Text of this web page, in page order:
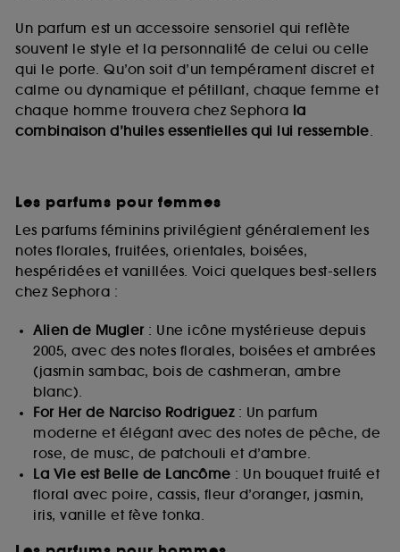
Un parfum est un accessoire sensoriel qui reflète
souvent le style et la personnalité de celui ou celle
qui le porte. Qu’on soit d’un tempérament discret et
calme ou dynamique et pétillant, chaque femme et
chaque homme trouvera chez Sephora la
combinaison d’huiles essentielles qui lui ressemble.
Les parfums pour femmes
Les parfums féminins privilégient généralement les
notes florales, fruitées, orientales, boisées,
hespéridées et vanillées. Voici quelques best-sellers
chez Sephora :
Alien de Mugler: Une icône mystérieuse depuis
2005, avec des notes florales, boisées et ambrées
(jasmin sambac, bois de cashmeran, ambre
blanc).
For Her de Narciso Rodriguez: Un parfum
moderne et élégant avec des notes de pêche, de
rose, de musc, de patchouli et d’ambre.
La Vie est Belle de Lancôme : Un bouquet fruité et
floral avec poire, cassis, fleur d’oranger, jasmin,
iris, vanille et fève tonka.